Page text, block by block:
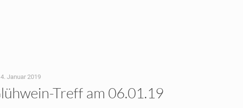
4. Januar 2019
Treff am 06.01.19